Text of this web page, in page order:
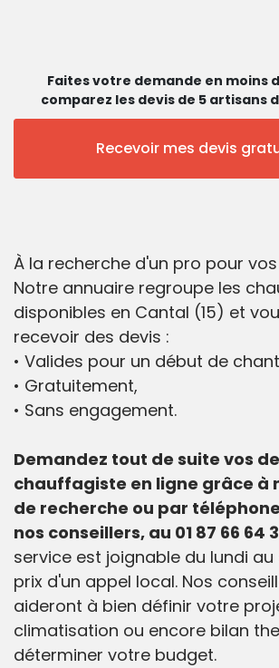
Faites votre demande en moins
comparez les devis de 5 artisans
Recevoir mes devis
À la recherche d'un pro pour
Notre annuaire regroupe les
disponibles en Cantal (15) et
recevoir des devis :
• Valides pour un début de
• Gratuitement,
• Sans engagement.
Demandez tout de suite vos
chauffagiste en ligne grâce à
de recherche ou par
nos conseillers, au 01 87 66 64
service est joignable du lundi au
prix d'un appel local. Nos
aideront à bien définir votre
climatisation ou encore bilan
déterminer votre budget.